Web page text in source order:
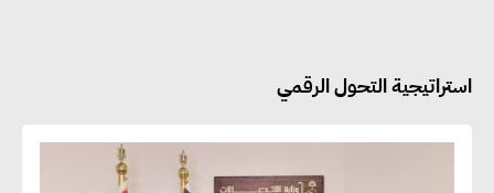
استراتيجية التحول الرقمي